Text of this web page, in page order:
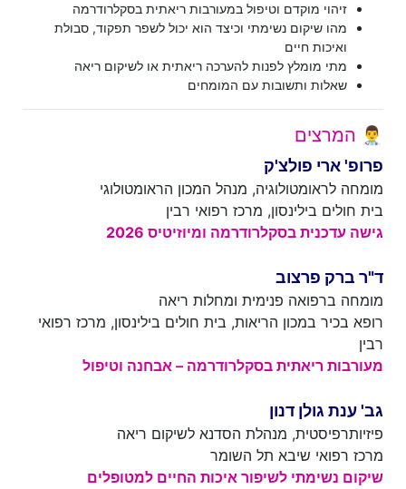
זיהוי מוקדם וטיפול במעורבות ריאתית בסקלרודרמה
מהו שיקום נשימתי וכיצד הוא יכול לשפר תפקוד, סבולת
ואיכות חיים
מתי מומלץ לפנות להערכה ריאתית או לשיקום ריאה
שאלות ותשובות עם המומחים
👨‍⚕️ המרצים
פרופ' ארי פולצ'ק
מומחה לראומטולוגיה, מנהל המכון הראומטולוגי
בית חולים בילינסון, מרכז רפואי רבין
גישה עדכנית בסקלרודרמה ומיוזיטיס
ד"ר ברק פרצוב
מומחה ברפואה פנימית ומחלות ריאה
רופא בכיר במכון הריאות, בית חולים בילינסון, מרכז רפואי
רבין
מעורבות ריאתית בסקלרודרמה – אבחנה וטיפול
גב' ענת גולן דנון
פיזיותרפיסטית, מנהלת הסדנא לשיקום ריאה
מרכז רפואי שיבא תל השומר
שיקום נשימתי לשיפור איכות החיים למטופלים